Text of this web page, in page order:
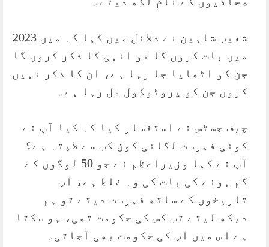
شعیب شاہین نے دلائل میں کہا کہ میں 2023
میں بات کروں گا تو انہی کا ذکر کروں گا
جن کو اٹھایا جا رہا ہے، ان کا ذکر نہیں
کروں جن کو پروٹوکول مل رہا ہے۔
چیف جسٹس نے استفسار کیا کہ کیا آپ نے
کوئی فہرست لگائی کون کب سے لاپتہ ہے؟
آپ نے کہا وزیراعظم نے جو 50 لوگوں کے
گم ہونے کی بات کی وہ غلط ہے، آپ
تاریخوں کے ساتھ فہرست دیتے تو ہم
دیکھ لیتے تب کس کی حکومت تھی، ہو سکتا
ہے اس میں آپ کی حکومت بھی آجاتی۔